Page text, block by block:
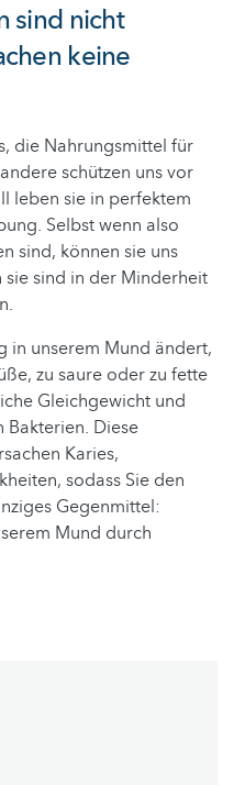
sind nicht
keine
die Nahrungsmittel für
schützen uns vor
leben sie in perfektem
Selbst wenn also
sind, können sie uns
sie sind in der Minderheit
in unserem Mund ändert,
zu saure oder zu fette
Gleichgewicht und
Bakterien. Diese
Karies,
sodass Sie den
Gegenmittel:
Mund durch